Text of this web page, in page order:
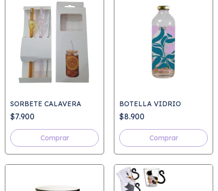
SORBETE CALAVERA
$7.900
BOTELLA VIDRIO
$8.900
Comprar